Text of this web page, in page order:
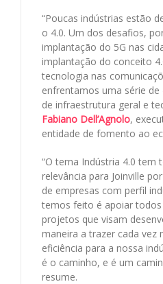
“Poucas indústrias estão
o 4.0. Um dos desafios,
implantação do 5G nas
implantação do conceito
tecnologia nas
enfrentamos uma série
de infraestrutura geral e
Fabiano Dell’Agnolo,
entidade de fomento ao
“O tema Indústria 4.0 tem
relevância para Joinville
de empresas com perfil
temos feito é apoiar
projetos que visam
maneira a trazer cada vez
eficiência para a nossa
é o caminho, e é um
resume.